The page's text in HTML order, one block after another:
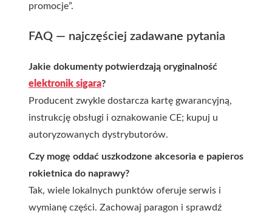
promocje”.
FAQ — najczęściej zadawane pytania
Jakie dokumenty potwierdzają oryginalność
elektronik sigara?
Producent zwykle dostarcza kartę gwarancyjną,
instrukcję obsługi i oznakowanie CE; kupuj u
autoryzowanych dystrybutorów.
Czy mogę oddać uszkodzone akcesoria e papieros
rokietnica do naprawy?
Tak, wiele lokalnych punktów oferuje serwis i
wymianę części. Zachowaj paragon i sprawdź